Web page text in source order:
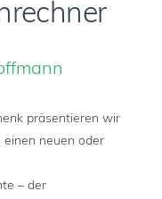
präsentieren wir
einen neuen oder
– der